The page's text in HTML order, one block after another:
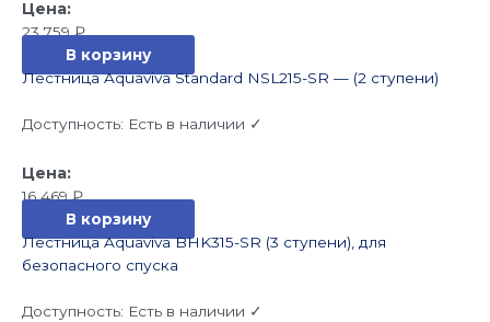
23 759₽
В корзину
Лестница Aquaviva Standard NSL215-SR — (2 ступени)
Доступность: Есть в наличии ✓
16 469₽
В корзину
Лестница Aquaviva BHK315-SR (3 ступени), для
безопасного спуска
Доступность: Есть в наличии ✓